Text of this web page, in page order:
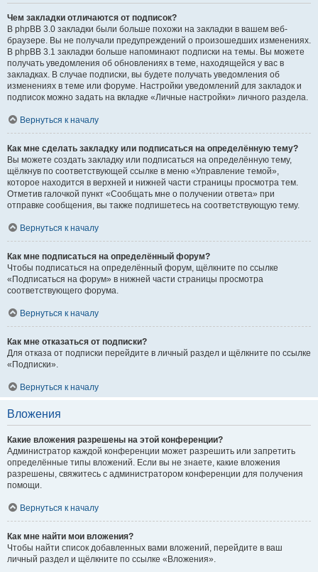
Чем закладки отличаются от подписок?
В phpBB 3.0 закладки были больше похожи на закладки в вашем веб-
браузере. Вы не получали предупреждений о произошедших изменениях.
В phpBB 3.1 закладки больше напоминают подписки на темы. Вы можете
получать уведомления об обновлениях в теме, находящейся у вас в
закладках. В случае подписки, вы будете получать уведомления об
изменениях в теме или форуме. Настройки уведомлений для закладок и
подписок можно задать на вкладке «Личные настройки» личного раздела.
Вернуться к началу
Как мне сделать закладку или подписаться на определённую тему?
Вы можете создать закладку или подписаться на определённую тему,
щёлкнув по соответствующей ссылке в меню «Управление темой»,
которое находится в верхней и нижней части страницы просмотра тем.
Отметив галочкой пункт «Сообщать мне о получении ответа» при
отправке сообщения, вы также подпишетесь на соответствующую тему.
Вернуться к началу
Как мне подписаться на определённый форум?
Чтобы подписаться на определённый форум, щёлкните по ссылке
«Подписаться на форум» в нижней части страницы просмотра
соответствующего форума.
Вернуться к началу
Как мне отказаться от подписки?
Для отказа от подписки перейдите в личный раздел и щёлкните по ссылке
«Подписки».
Вернуться к началу
Вложения
Какие вложения разрешены на этой конференции?
Администратор каждой конференции может разрешить или запретить
определённые типы вложений. Если вы не знаете, какие вложения
разрешены, свяжитесь с администратором конференции для получения
помощи.
Вернуться к началу
Как мне найти мои вложения?
Чтобы найти список добавленных вами вложений, перейдите в ваш
личный раздел и щёлкните по ссылке «Вложения».